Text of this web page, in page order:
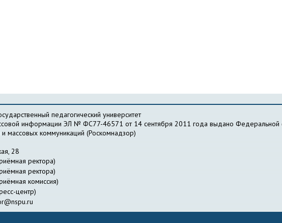
педагогический университет
информации ЭЛ № ФС77-46571 от 14 сентября 2011 года выдано Федеральной
массовых коммуникаций (Роскомнадзор)
28
ректора)
ректора)
комиссия)
центр)